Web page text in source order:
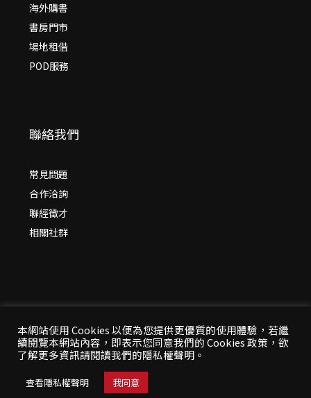
海外購書
書房門市
場地租借
POD服務
聯絡我們
常見問題
合作洽詢
聯經徵才
相關社群
© 2026 年聯經出版：思考，連結過去與未來
All Rights Reserved | 本站台資料為版權所有，非經同
意請勿作任何形式之轉載使用
本網站使用 Cookies 以便為您提供更優質的使用體驗，若繼
續閱覽本網站內容，即表示您同意我們的 Cookies 政策，欲
了解更多資訊請閱讀我們的隱私權聲明。
查看隱私權聲明 我同意